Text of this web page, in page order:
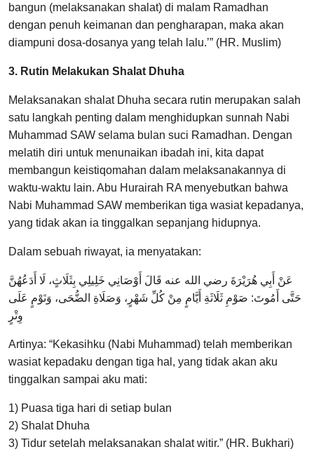
bangun (melaksanakan shalat) di malam Ramadhan
dengan penuh keimanan dan pengharapan, maka akan
diampuni dosa-dosanya yang telah lalu.’” (HR. Muslim)
3. Rutin Melakukan Shalat Dhuha
Melaksanakan shalat Dhuha secara rutin merupakan salah
satu langkah penting dalam menghidupkan sunnah Nabi
Muhammad SAW selama bulan suci Ramadhan. Dengan
melatih diri untuk menunaikan ibadah ini, kita dapat
membangun keistiqomahan dalam melaksanakannya di
waktu-waktu lain. Abu Hurairah RA menyebutkan bahwa
Nabi Muhammad SAW memberikan tiga wasiat kepadanya,
yang tidak akan ia tinggalkan sepanjang hidupnya.
Dalam sebuah riwayat, ia menyatakan:
عَنْ أَبِي هُرَيْرَةَ رضي الله عنه قَالَ أَوْصَانِي ‌خَلِيلِي بِثَلَاثٍ، لَا أَدَعُهُنَّ
حَتَّى أَمُوتَ: صَوْمِ ثَلَاثَةِ أَيَّامٍ مِنْ كُلِّ شَهْرٍ، وَصَلَاةِ الضُّحَى، وَنَوْمٍ عَلَى
وِتْرٍ
Artinya: “Kekasihku (Nabi Muhammad) telah memberikan
wasiat kepadaku dengan tiga hal, yang tidak akan aku
tinggalkan sampai aku mati:
1) Puasa tiga hari di setiap bulan
2) Shalat Dhuha
3) Tidur setelah melaksanakan shalat witir.” (HR. Bukhari)